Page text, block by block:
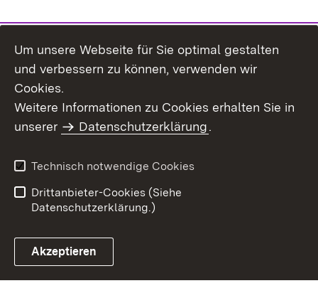
Benutzungshinweise
Erklärung zur
Um unsere Webseite für Sie optimal gestalten
und verbessern zu können, verwenden wir
Cookies.
Weitere Informationen zu Cookies erhalten Sie in
unserer
Datenschutzerklärung.
Technisch notwendige Cookies
Drittanbieter-Cookies (Siehe
Datenschutzerklärung.)
Akzeptieren